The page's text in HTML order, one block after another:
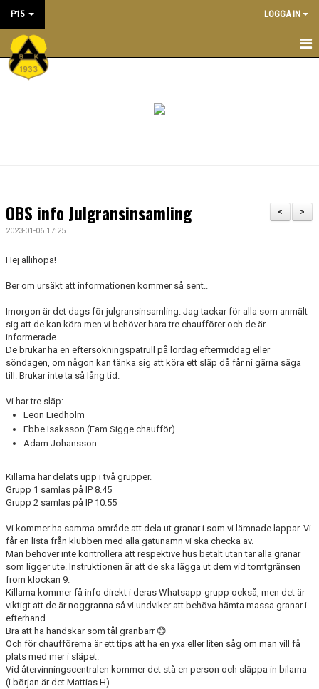
P15 LOGGA IN
P15
PRAKTISK INFORMATION
>
<
OBS info Julgransinsamling
2023-01-06 17:25
Hej allihopa!
Ber om ursäkt att informationen kommer så sent..
Imorgon är det dags för julgransinsamling. Jag tackar för alla som anmält
sig att de kan köra men vi behöver bara tre chaufförer och de är
informerade.
De brukar ha en eftersökningspatrull på lördag eftermiddag eller
söndagen, om någon kan tänka sig att köra ett släp då får ni gärna säga
till. Brukar inte ta så lång tid.
Vi har tre släp:
Leon Liedholm
Ebbe Isaksson (Fam Sigge chaufför)
Adam Johansson
Killarna har delats upp i två grupper.
Grupp 1 samlas på IP 8.45
Grupp 2 samlas på IP 10.55
Vi kommer ha samma område att dela ut granar i som vi lämnade lappar. Vi
får en lista från klubben med alla gatunamn vi ska checka av.
Man behöver inte kontrollera att respektive hus betalt utan tar alla granar
som ligger ute. Instruktionen är att de ska lägga ut dem vid tomtgränsen
from klockan 9.
Killarna kommer få info direkt i deras Whatsapp-grupp också, men det är
viktigt att de är noggranna så vi undviker att behöva hämta massa granar i
efterhand.
Bra att ha handskar som tål granbarr 😊
Och för chaufförerna är ett tips att ha en yxa eller liten såg om man vill få
plats med mer i släpet.
Vid återvinningscentralen kommer det stå en person och släppa in bilarna
(i början är det Mattias H).